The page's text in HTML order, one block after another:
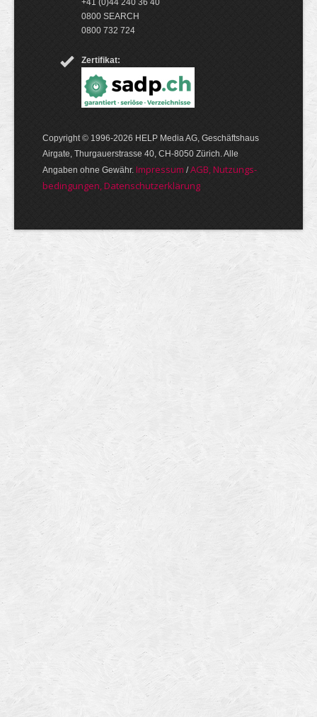
+41 (0)44 240 36 40
0800 SEARCH
0800 732 724
Zertifikat:
Copyright © 1996-2026 HELP Media AG, Geschäftshaus
Airgate, Thurgauer­strasse 40, CH-8050 Zürich. Alle
Angaben ohne Gewähr. Im­pres­sum /AGB, Nut­zungs­
bedin­gungen, Daten­schutz­er­klärung